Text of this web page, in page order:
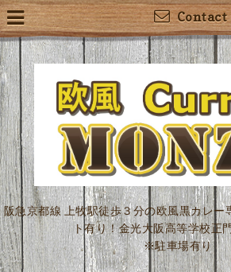
Contact
阪急京都線 上牧駅徒歩３分の欧風黒カレー
ト有り！金光大阪高等学校正
※駐車場有り